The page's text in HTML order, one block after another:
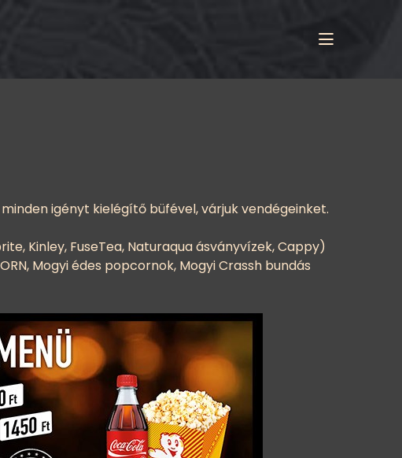
igényt kielégítő büfével, várjuk vendégeinket.
Kinley, FuseTea, Naturaqua ásványvízek, Cappy)
Mogyi édes popcornok, Mogyi Crassh bundás